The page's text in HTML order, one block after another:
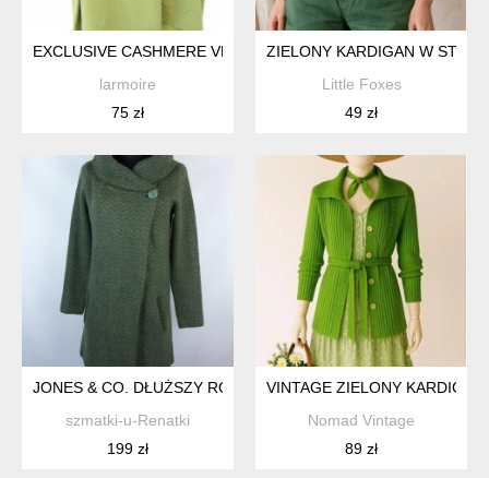
EXCLUSIVE CASHMERE VEST CAROLINE
larmoire
75 zł
ZIELONY KARDIGAN W
Little Foxes
49 zł
JONES & CO. DŁUŻSZY ROZPINANY SWETER Z WEŁNĄ / S
szmatki-u-Renatki
199 zł
VINTAGE ZIELONY
Nomad Vintage
89 zł